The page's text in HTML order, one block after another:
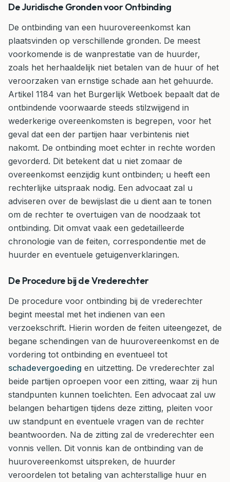
De Juridische Gronden voor Ontbinding
De ontbinding van een huurovereenkomst kan
plaatsvinden op verschillende gronden. De meest
voorkomende is de wanprestatie van de huurder,
zoals het herhaaldelijk niet betalen van de huur of het
veroorzaken van ernstige schade aan het gehuurde.
Artikel 1184 van het Burgerlijk Wetboek bepaalt dat de
ontbindende voorwaarde steeds stilzwijgend in
wederkerige overeenkomsten is begrepen, voor het
geval dat een der partijen haar verbintenis niet
nakomt. De ontbinding moet echter in rechte worden
gevorderd. Dit betekent dat u niet zomaar de
overeenkomst eenzijdig kunt ontbinden; u heeft een
rechterlijke uitspraak nodig. Een advocaat zal u
adviseren over de bewijslast die u dient aan te tonen
om de rechter te overtuigen van de noodzaak tot
ontbinding. Dit omvat vaak een gedetailleerde
chronologie van de feiten, correspondentie met de
huurder en eventuele getuigenverklaringen.
De Procedure bij de Vrederechter
De procedure voor ontbinding bij de vrederechter
begint meestal met het indienen van een
verzoekschrift. Hierin worden de feiten uiteengezet, de
begane schendingen van de huurovereenkomst en de
vordering tot ontbinding en eventueel tot
schadevergoeding en uitzetting. De vrederechter zal
beide partijen oproepen voor een zitting, waar zij hun
standpunten kunnen toelichten. Een advocaat zal uw
belangen behartigen tijdens deze zitting, pleiten voor
uw standpunt en eventuele vragen van de rechter
beantwoorden. Na de zitting zal de vrederechter een
vonnis vellen. Dit vonnis kan de ontbinding van de
huurovereenkomst uitspreken, de huurder
veroordelen tot betaling van achterstallige huur en